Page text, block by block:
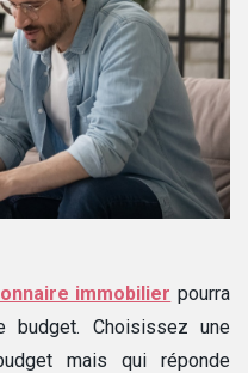
immobilier pourra
Choisissez une
mais qui réponde